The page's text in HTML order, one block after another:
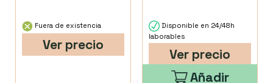
Fuera de existencia
Ver precio
Disponible en 24/48h
laborables
Ver precio
Añadir